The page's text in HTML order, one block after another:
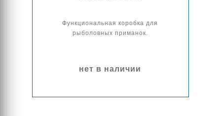
Функциональная коробка для
рыболовных приманок.
нет в наличии